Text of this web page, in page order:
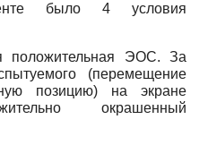
было 4 условия
положительная ЭОС. За
(перемещение
позицию) на экране
окрашенный